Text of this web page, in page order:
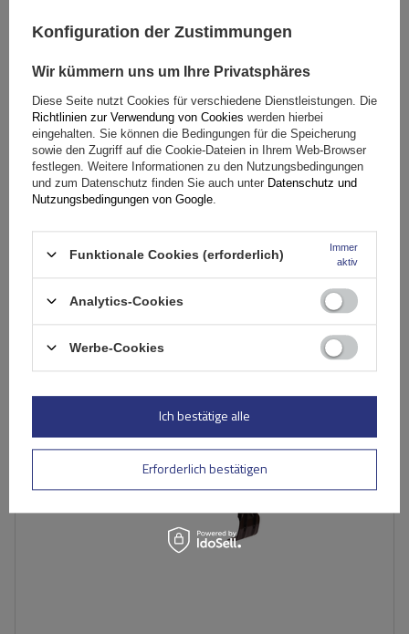
Mont Blanc AMC 5122-A52 Aluminium-Dachträger
Große Menge verfügbar Wir versenden schon am 10. August
Warenkorb
Konfiguration der Zustimmungen
Wir kümmern uns um Ihre Privatsphäres
Diese Seite nutzt Cookies für verschiedene Dienstleistungen. Die
Richtlinien zur Verwendung von Cookies werden hierbei
eingehalten. Sie können die Bedingungen für die Speicherung
sowie den Zugriff auf die Cookie-Dateien in Ihrem Web-Browser
festlegen. Weitere Informationen zu den Nutzungsbedingungen
und zum Datenschutz finden Sie auch unter Datenschutz und
Nutzungsbedingungen von Google
Funktionale Cookies (erforderlich)
Immer
aktiv
Analytics-Cookies
Werbe-Cookies
Erforderlich bestätigen
Ich bestätige alle